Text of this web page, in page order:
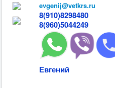
evgenij@vetkrs.ru
8(910)8298480
8(960)5044249
Евгений